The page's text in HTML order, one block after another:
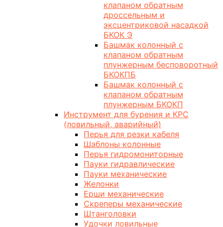
клапаном обратным
дроссельным и
эксцентриковой насадкой
БКОК Э
Башмак колонный с
клапаном обратным
плунжерным бесповоротный
БКОКПБ
Башмак колонный с
клапаном обратным
плунжерным БКОКП
Инструмент для бурения и КРС
(ловильный, аварийный)
Перья для резки кабеля
Шаблоны колонные
Перья гидромониторные
Пауки гидравлические
Пауки механические
Желонки
Ерши механические
Скреперы механические
Штанголовки
Удочки ловильные